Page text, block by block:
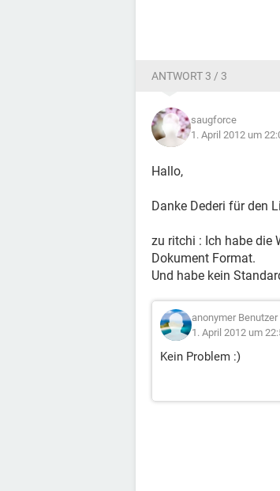
ANTWORT 3 / 3
saugforce
1. April 2012 um
Hallo,
Danke Dederi für den
zu ritchi : Ich habe die
Dokument Format.
Und habe kein
anonymer Benutzer
1. April 2012 um
Kein Problem :)